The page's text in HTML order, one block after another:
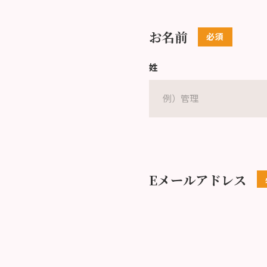
お名前
姓
Eメールアドレス